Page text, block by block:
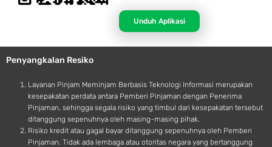
p
l
e
d
r
o
d
Unduh Aplikasi
Penyangkalan Resiko
Layanan Pinjam Meminjam Berbasis Teknologi Informasi merupakan
kesepakatan perdata antara Pemberi Pinjaman dengan Penerima
Pinjaman, sehingga segala risiko yang timbul dari kesepakatan tersebut
ditanggung sepenuhnya oleh masing-masing pihak.
Risiko kredit atau gagal bayar ditanggung sepenuhnya oleh Pemberi
Pinjaman. Tidak ada lembaga atau otoritas negara yang bertanggung